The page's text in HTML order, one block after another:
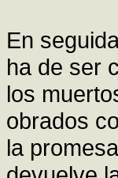
En
ha de ser
los
obrados
la